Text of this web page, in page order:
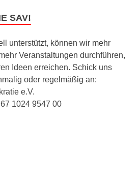
SAV!
unterstützt, können wir mehr
Veranstaltungen durchführen,
Ideen erreichen. Schick uns
oder regelmäßig an:
e.V.
1024 9547 00